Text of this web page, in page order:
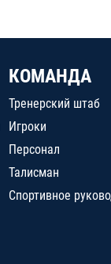
КОМАНДА
Тренерский штаб
Игроки
Персонал
Талисман
Спортивное